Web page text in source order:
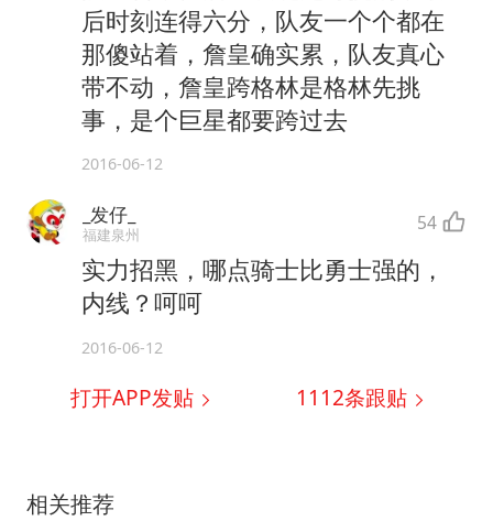
后时刻连得六分，队友一个个都在
那傻站着，詹皇确实累，队友真心
带不动，詹皇跨格林是格林先挑
事，是个巨星都要跨过去
2016-06-12
_发仔_
福建泉州 54
实力招黑，哪点骑士比勇士强的，
内线？呵呵
2016-06-12
打开APP发贴 1112条跟贴
相关推荐